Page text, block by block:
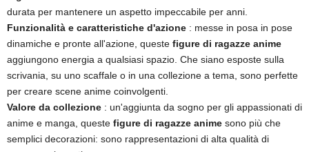
durata per mantenere un aspetto impeccabile per anni.
Funzionalità e caratteristiche d'azione : messe in posa in pose
dinamiche e pronte all'azione, queste figure di ragazze anime
aggiungono energia a qualsiasi spazio. Che siano esposte sulla
scrivania, su uno scaffale o in una collezione a tema, sono perfette
per creare scene anime coinvolgenti.
Valore da collezione : un'aggiunta da sogno per gli appassionati di
anime e manga, queste figure di ragazze anime sono più che
semplici decorazioni: sono rappresentazioni di alta qualità di